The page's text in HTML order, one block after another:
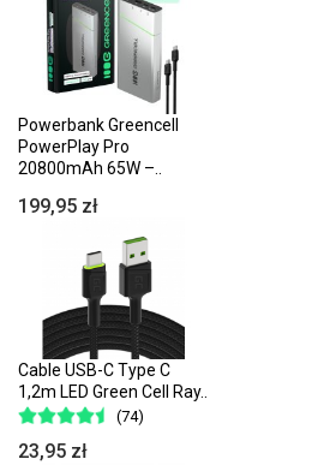
Powerbank Greencell
PowerPlay Pro
20800mAh 65W –..
199,95 zł
Cable USB-C Type C
1,2m LED Green Cell Ray..
(74)
23,95 zł